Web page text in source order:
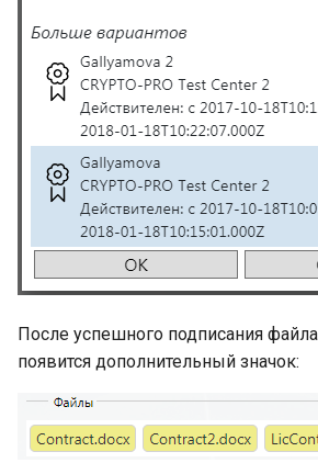
После успешного подписания
появится дополнительный значок: